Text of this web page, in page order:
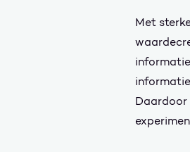
Met
Daardoor